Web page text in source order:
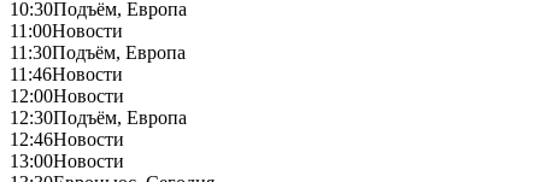
10:30Подъём, Европа
11:00Новости
11:30Подъём, Европа
11:46Новости
12:00Новости
12:30Подъём, Европа
12:46Новости
13:00Новости